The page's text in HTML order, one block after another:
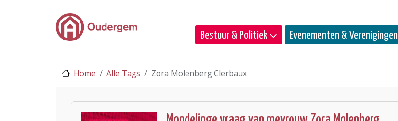
Ga naar de hoofdinhoud
Bestuur & Politiek Evenementen & Verenigingen
Home Alle Tags Zora Molenberg Clerbaux